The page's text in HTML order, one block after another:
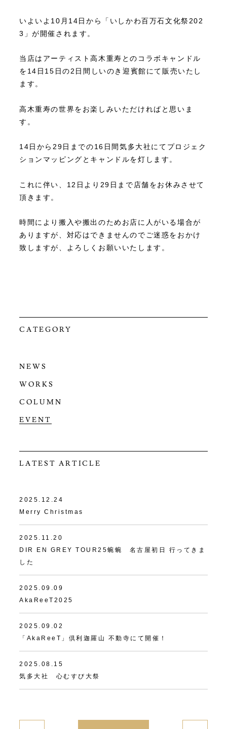
いよいよ10月14日から「いしかわ百万石文化祭202
3」が開催されます。
当店はアーティスト高木重寿とのコラボキャンドル
を14日15日の2日間しいのき迎賓館にて販売いたし
ます。
高木重寿の世界をお楽しみいただければと思いま
す。
14日から29日までの16日間気多大社にてプロジェク
ションマッピングとキャンドルを灯します。
これに伴い、12日より29日まで店舗をお休みさせて
頂きます。
時間により搬入や搬出のためお店に人がいる場合が
ありますが、対応はできませんのでご迷惑をおかけ
致しますが、よろしくお願いいたします。
CATEGORY
NEWS
WORKS
COLUMN
EVENT
LATEST ARTICLE
2025.12.24
Merry Christmas
2025.11.20
DIR EN GREY TOUR25蜿蜿 名古屋初日 行ってきま
した
2025.09.09
AkaReeT2025
2025.09.02
「AkaReeT」倶利迦羅山 不動寺にて開催！
2025.08.15
気多大社 心むすび大祭